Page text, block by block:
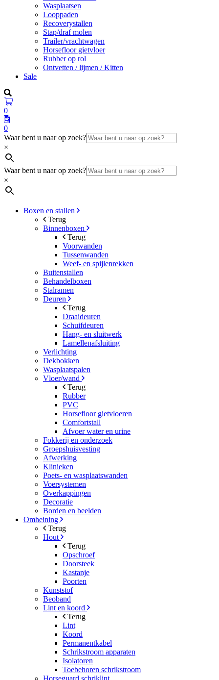
Wasplaatsen
Looppaden
Recoverystallen
Stap/draf molen
Trailer/vrachtwagen
Horsefloor gietvloer
Rubber op rol
Ontvetten / lijmen / Kitten
Sale
0
0
Waar bent u naar op zoek?
×
Waar bent u naar op zoek?
×
Boxen en stallen
Terug
Binnenboxen
Terug
Voorwanden
Tussenwanden
Weef- en spijlenrekken
Buitenstallen
Behandelboxen
Stalramen
Deuren
Terug
Draaideuren
Schuifdeuren
Hang- en sluitwerk
Lamellenafsluiting
Verlichting
Dekbokken
Wasplaatspalen
Vloer/wand
Terug
Rubber
PVC
Horsefloor gietvloeren
Comfortstall
Afvoer water en urine
Fokkerij en onderzoek
Groepshuisvesting
Afwerking
Klinieken
Poets- en wasplaatswanden
Voersystemen
Overkappingen
Decoratie
Borden en beelden
Omheining
Terug
Hout
Terug
Opschroef
Doorsteek
Kastanje
Poorten
Kunststof
Beoband
Lint en koord
Terug
Lint
Koord
Permanentkabel
Schrikstroom apparaten
Isolatoren
Toebehoren schrikstroom
Horseguard schriklint